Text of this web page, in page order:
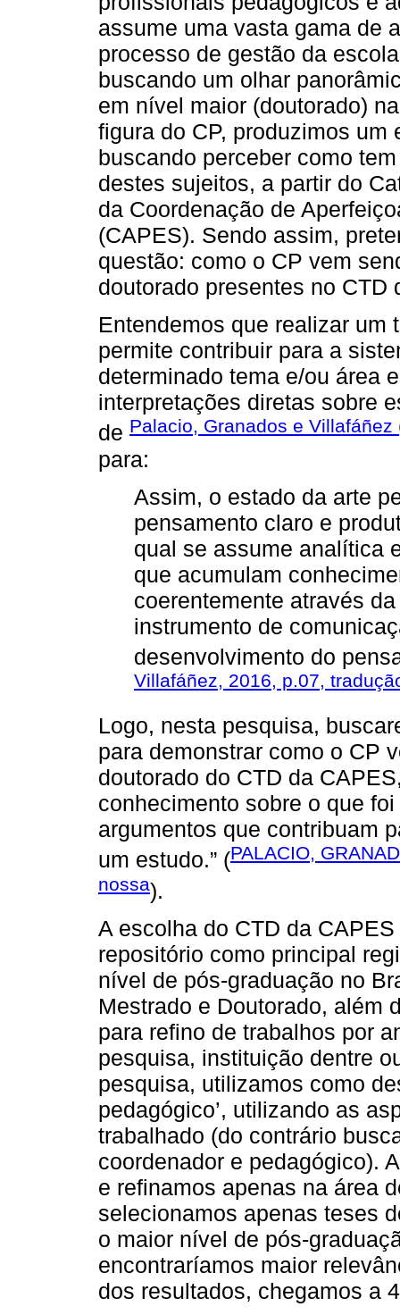
assume uma vasta gama de
processo de gestão da
buscando um olhar
em nível maior (doutorado)
figura do CP, produzimos um
buscando perceber como
destes sujeitos, a partir do
da Coordenação de
(CAPES). Sendo assim,
questão: como o CP vem
doutorado presentes no CTD
Entendemos que realizar um
permite contribuir para a
determinado tema e/ou área
interpretações diretas sobre
de Palacio, Granados e Villafáñez
para:
Assim, o estado da arte
pensamento claro e
qual se assume analítica
que acumulam
coerentemente através
instrumento de
desenvolvimento do
Villafáñez, 2016, p.07,
Logo, nesta pesquisa,
para demonstrar como o CP
doutorado do CTD da
conhecimento sobre o que
argumentos que contribuam
um estudo.” (PALACIO,
nossa).
A escolha do CTD da
repositório como principal
nível de pós-graduação no
Mestrado e Doutorado, além
para refino de trabalhos por
pesquisa, instituição dentre
pesquisa, utilizamos como
pedagógico’, utilizando as
trabalhado (do contrário
coordenador e pedagógico).
e refinamos apenas na área
selecionamos apenas teses
o maior nível de pós-
encontraríamos maior
dos resultados, chegamos a